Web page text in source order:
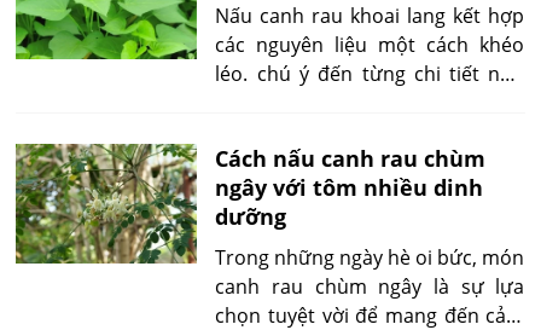
Nấu canh rau khoai lang kết hợp
các nguyên liệu một cách khéo
léo. chú ý đến từng chi tiết nhỏ
sắc tươi mới mới có thể biến
những lát khoai lang thơm ngon
và cua tươi béo thành một tô
canh đậm đà, hấp dẫn.
Cách nấu canh rau chùm
ngây với tôm nhiều dinh
dưỡng
Trong những ngày hè oi bức, món
canh rau chùm ngây là sự lựa
chọn tuyệt vời để mang đến cảm